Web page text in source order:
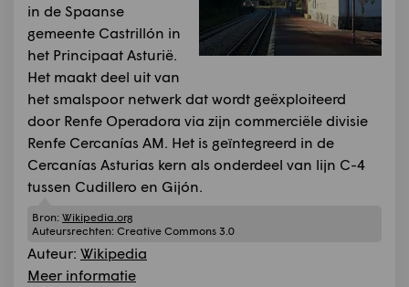
in de Spaanse
gemeente Castrillón in
het Principaat Asturië.
Het maakt deel uit van
het smalspoor netwerk dat wordt geëxploiteerd
door Renfe Operadora via zijn commerciële divisie
Renfe Cercanías AM. Het is geïntegreerd in de
Cercanías Asturias kern als onderdeel van lijn C-4
tussen Cudillero en Gijón.
Bron: Wikipedia.org
Auteursrechten: Creative Commons 3.0
Auteur: Wikipedia
Meer informatie